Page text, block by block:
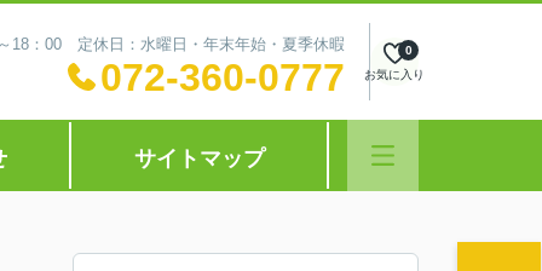
18：00 定休日：水曜日・年末年始・夏季休暇
072-360-0777 お気に入り
0
サイトマップ